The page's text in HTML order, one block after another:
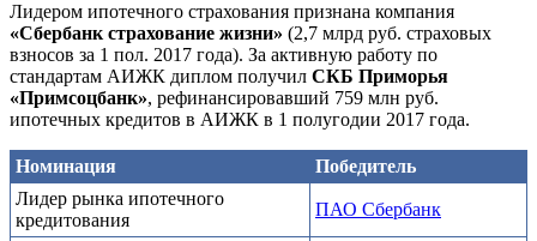
Лидером ипотечного страхования признана компания
«Сбербанк страхование жизни» (2,7 млрд руб. страховых
взносов за 1 пол. 2017 года). За активную работу по
стандартам АИЖК диплом получил СКБ Приморья
«Примсоцбанк», рефинансировавший 759 млн руб.
ипотечных кредитов в АИЖК в 1 полугодии 2017 года.
Номинация
Победитель
Лидер рынка ипотечного
кредитования
ПАО Сбербанк